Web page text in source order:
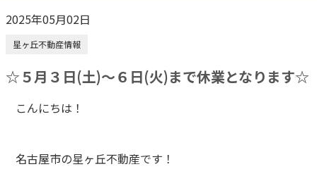
2025年05月02日
星ヶ丘不動産情報
☆５月３日(土)～６日(火)まで休業となります☆
こんにちは！
名古屋市の星ヶ丘不動産です！